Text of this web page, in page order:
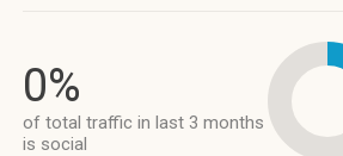
0%
of total traffic in last 3 months
is social